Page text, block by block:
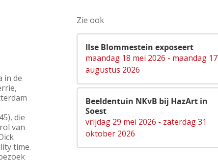
in de
die
van
time.
Zie ook
Ilse Blommestein exposeert
maandag 18 mei 2026 - maandag 17
augustus 2026
Beeldentuin NKvB bij HazArt in
Soest
vrijdag 29 mei 2026 - zaterdag 31
oktober 2026